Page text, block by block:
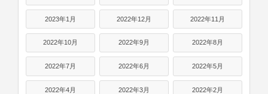
2023年1月 2022年12月 2022年11月
2022年10月 2022年9月 2022年8月
2022年7月 2022年6月 2022年5月
2022年4月 2022年3月 2022年2月